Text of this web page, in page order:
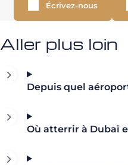
Écrivez-nous
Aller plus loin
Depuis quel
Où atterrir à Dubaï